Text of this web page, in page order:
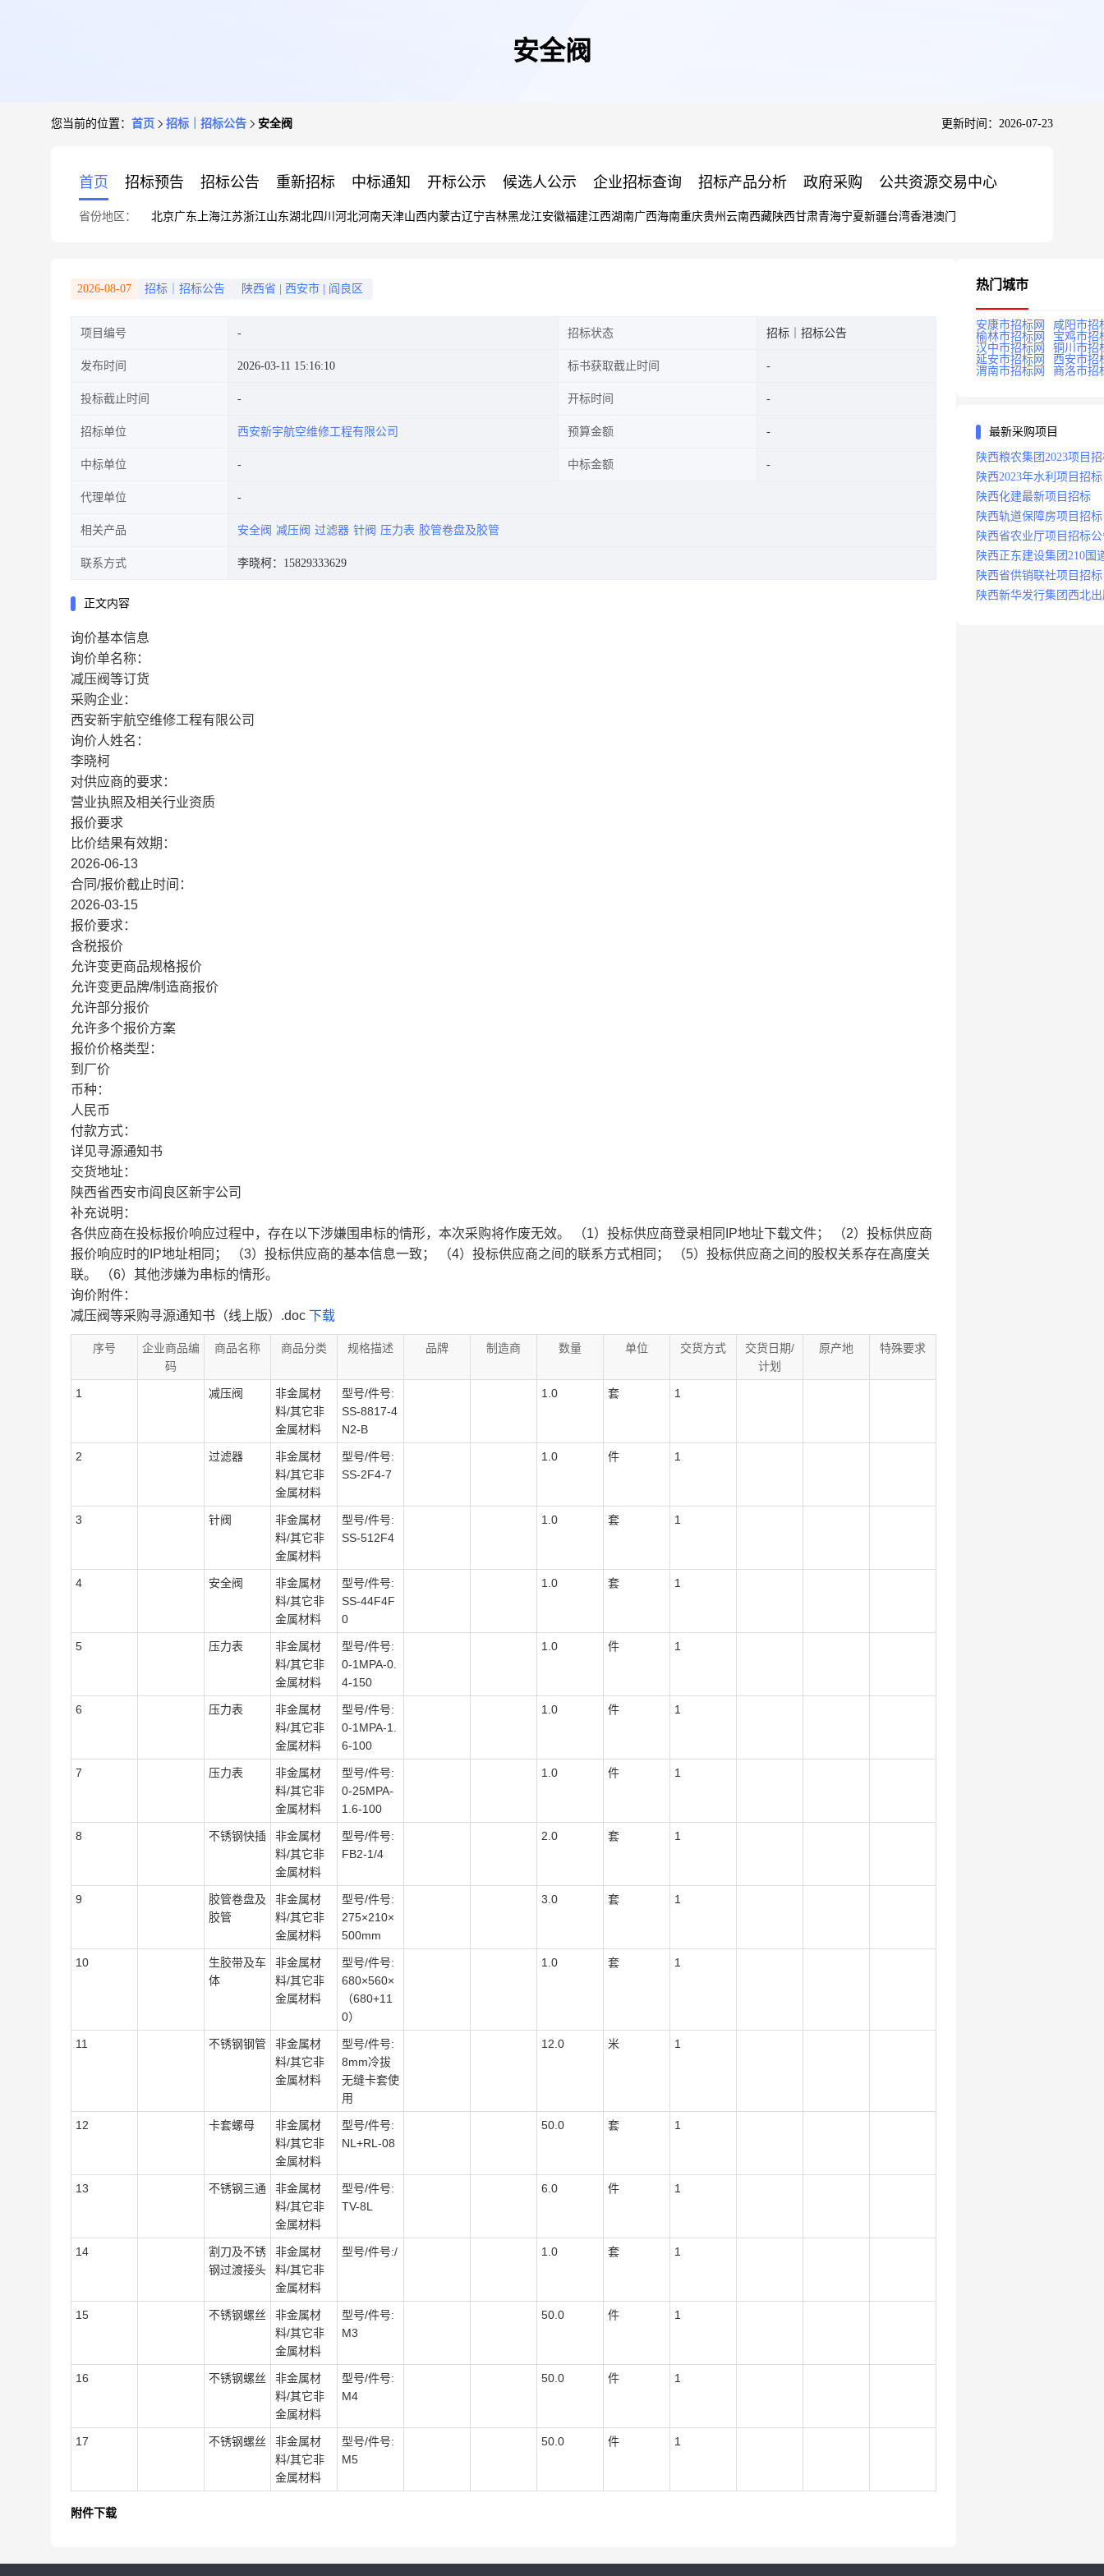
安全阀
您当前的位置： 首页 招标｜招标公告 安全阀 更新时间：2026-07-23
首页 招标预告 招标公告 重新招标 中标通知 开标公示 候选人公示 企业招标查询 招标产品分析 政府采购 公共资源交易中心
省份地区： 北京广东 上海江苏浙江山东湖北四川 河北河南天津山西内蒙古辽宁吉林黑龙江安徽福建江西湖南广西海南重庆贵州 云南西藏陕西甘肃青海宁夏新疆台湾香港澳门
2026-08-07 招标｜招标公告 陕西省 西安市 阎良区
项目编号 招标状态 招标｜招标公告
发布时间 2026-03-11 15:16:10 标书获取截止时间
投标截止时间 开标时间
招标单位 西安新宇航空维修工程有限公司 预算金额
中标单位 中标金额
代理单位
相关产品 安全阀 减压阀 过滤器 针阀 压力表 胶管卷盘及胶管
联系方式 李晓柯：15829333629
正文内容
询价基本信息
询价单名称：
减压阀等订货
采购企业：
西安新宇航空维修工程有限公司
询价人姓名：
李晓柯
对供应商的要求：
营业执照及相关行业资质
报价要求
比价结果有效期：
2026-06-13
合同/报价截止时间：
2026-03-15
报价要求：
含税报价
允许变更商品规格报价
允许变更品牌/制造商报价
允许部分报价
允许多个报价方案
报价价格类型：
到厂价
币种：
人民币
付款方式：
详见寻源通知书
交货地址：
陕西省西安市阎良区新宇公司
补充说明：
各供应商在投标报价响应过程中，存在以下涉嫌围串标的情形，本次采购将作废无效。 （1）投标供应商登录相同IP地址下载文件； （2）投标供应商
报价响应时的IP地址相同； （3）投标供应商的基本信息一致； （4）投标供应商之间的联系方式相同； （5）投标供应商之间的股权关系存在高度关
联。 （6）其他涉嫌为串标的情形。
询价附件：
减压阀等采购寻源通知书（线上版）.doc 下载
序号
企业商品编
码
商品名称 商品分类 规格描述 品牌 制造商 数量 单位 交货方式
交货日期/
计划
原产地 特殊要求
1 减压阀
非金属材
料/其它非
金属材料
型号/件号:
SS-8817-4
N2-B
1.0 套 1
2 过滤器
非金属材
料/其它非
金属材料
型号/件号:
SS-2F4-7
1.0 件 1
3 针阀
非金属材
料/其它非
金属材料
型号/件号:
SS-512F4
1.0 套 1
4 安全阀
非金属材
料/其它非
金属材料
型号/件号:
SS-44F4F
0
1.0 套 1
5 压力表
非金属材
料/其它非
金属材料
型号/件号:
0-1MPA-0.
4-150
1.0 件 1
6 压力表
非金属材
料/其它非
金属材料
型号/件号:
0-1MPA-1.
6-100
1.0 件 1
7 压力表
非金属材
料/其它非
金属材料
型号/件号:
0-25MPA-
1.6-100
1.0 件 1
8 不锈钢快插
非金属材
料/其它非
金属材料
型号/件号:
FB2-1/4
2.0 套 1
9
胶管卷盘及
胶管
非金属材
料/其它非
金属材料
型号/件号:
275×210×
500mm
3.0 套 1
10
生胶带及车
体
非金属材
料/其它非
金属材料
型号/件号:
680×560×
（680+11
0）
1.0 套 1
11 不锈钢钢管
非金属材
料/其它非
金属材料
型号/件号:
8mm冷拔
无缝卡套使
用
12.0 米 1
12 卡套螺母
非金属材
料/其它非
金属材料
型号/件号:
NL+RL-08
50.0 套 1
13 不锈钢三通
非金属材
料/其它非
金属材料
型号/件号:
TV-8L
6.0 件 1
14
割刀及不锈
钢过渡接头
非金属材
料/其它非
金属材料
型号/件号:/ 1.0 套 1
15 不锈钢螺丝
非金属材
料/其它非
金属材料
型号/件号:
M3
50.0 件 1
16 不锈钢螺丝
非金属材
料/其它非
金属材料
型号/件号:
M4
50.0 件 1
17 不锈钢螺丝
非金属材
料/其它非
金属材料
型号/件号:
M5
50.0 件 1
附件下载
热门城市
安康市招标网
咸阳市招
榆林市招标网
宝鸡市招
汉中市招标网
铜川市招
延安市招标网
西安市招
渭南市招标网
商洛市招
最新采购项目
陕西粮农集团2023项目
陕西2023年水利项目招标
陕西化建最新项目招标
陕西轨道保障房项目招标
陕西省农业厅项目招标
陕西正东建设集团210国
陕西省供销联社项目招标
陕西新华发行集团西北